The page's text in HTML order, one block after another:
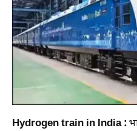
Hydrogen train in India :